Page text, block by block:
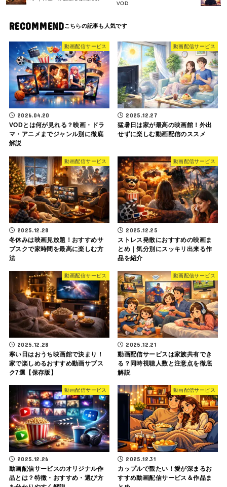
VOD
RECOMMEND
動画配信サービス
2026.04.20
VODとは何が見れる？映画・ドラ
マ・アニメまでジャンル別に徹底
解説
動画配信サービス
2025.12.27
猛暑日は家が最高の映画館！外出
せずに楽しむ動画配信のススメ
動画配信サービス
2025.12.28
冬休みは映画見放題！おすすめサ
ブスクで家時間を最高に楽しむ方
法
動画配信サービス
2025.12.25
ストレス発散におすすめの映画ま
とめ｜気分別にスッキリ出来る作
品を紹介
動画配信サービス
2025.12.28
寒い日はおうち映画館で決まり！
家で楽しめるおすすめ動画サブス
ク7選【保存版】
動画配信サービス
2025.12.21
動画配信サービスは家族共有でき
る？同時視聴人数と注意点を徹底
解説
動画配信サービス
2025.12.26
動画配信サービスのオリジナル作
品とは？特徴・おすすめ・選び方
動画配信サービス
2025.12.31
カップルで観たい！愛が深まるお
すすめ動画配信サービス＆作品ま